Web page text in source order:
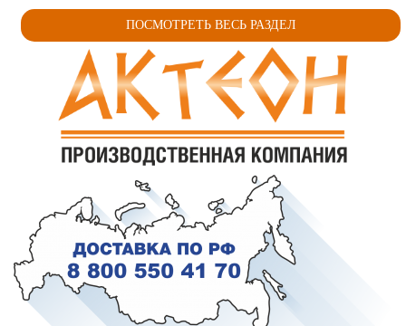
ПОСМОТРЕТЬ ВЕСЬ РАЗДЕЛ